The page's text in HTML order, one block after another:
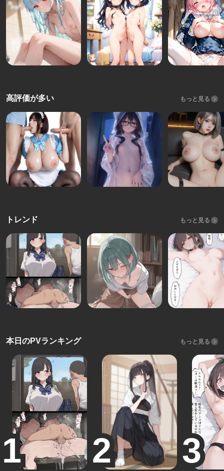
高評価が多い もっと見る
トレンド もっと見る
本日のPVランキング もっと見る